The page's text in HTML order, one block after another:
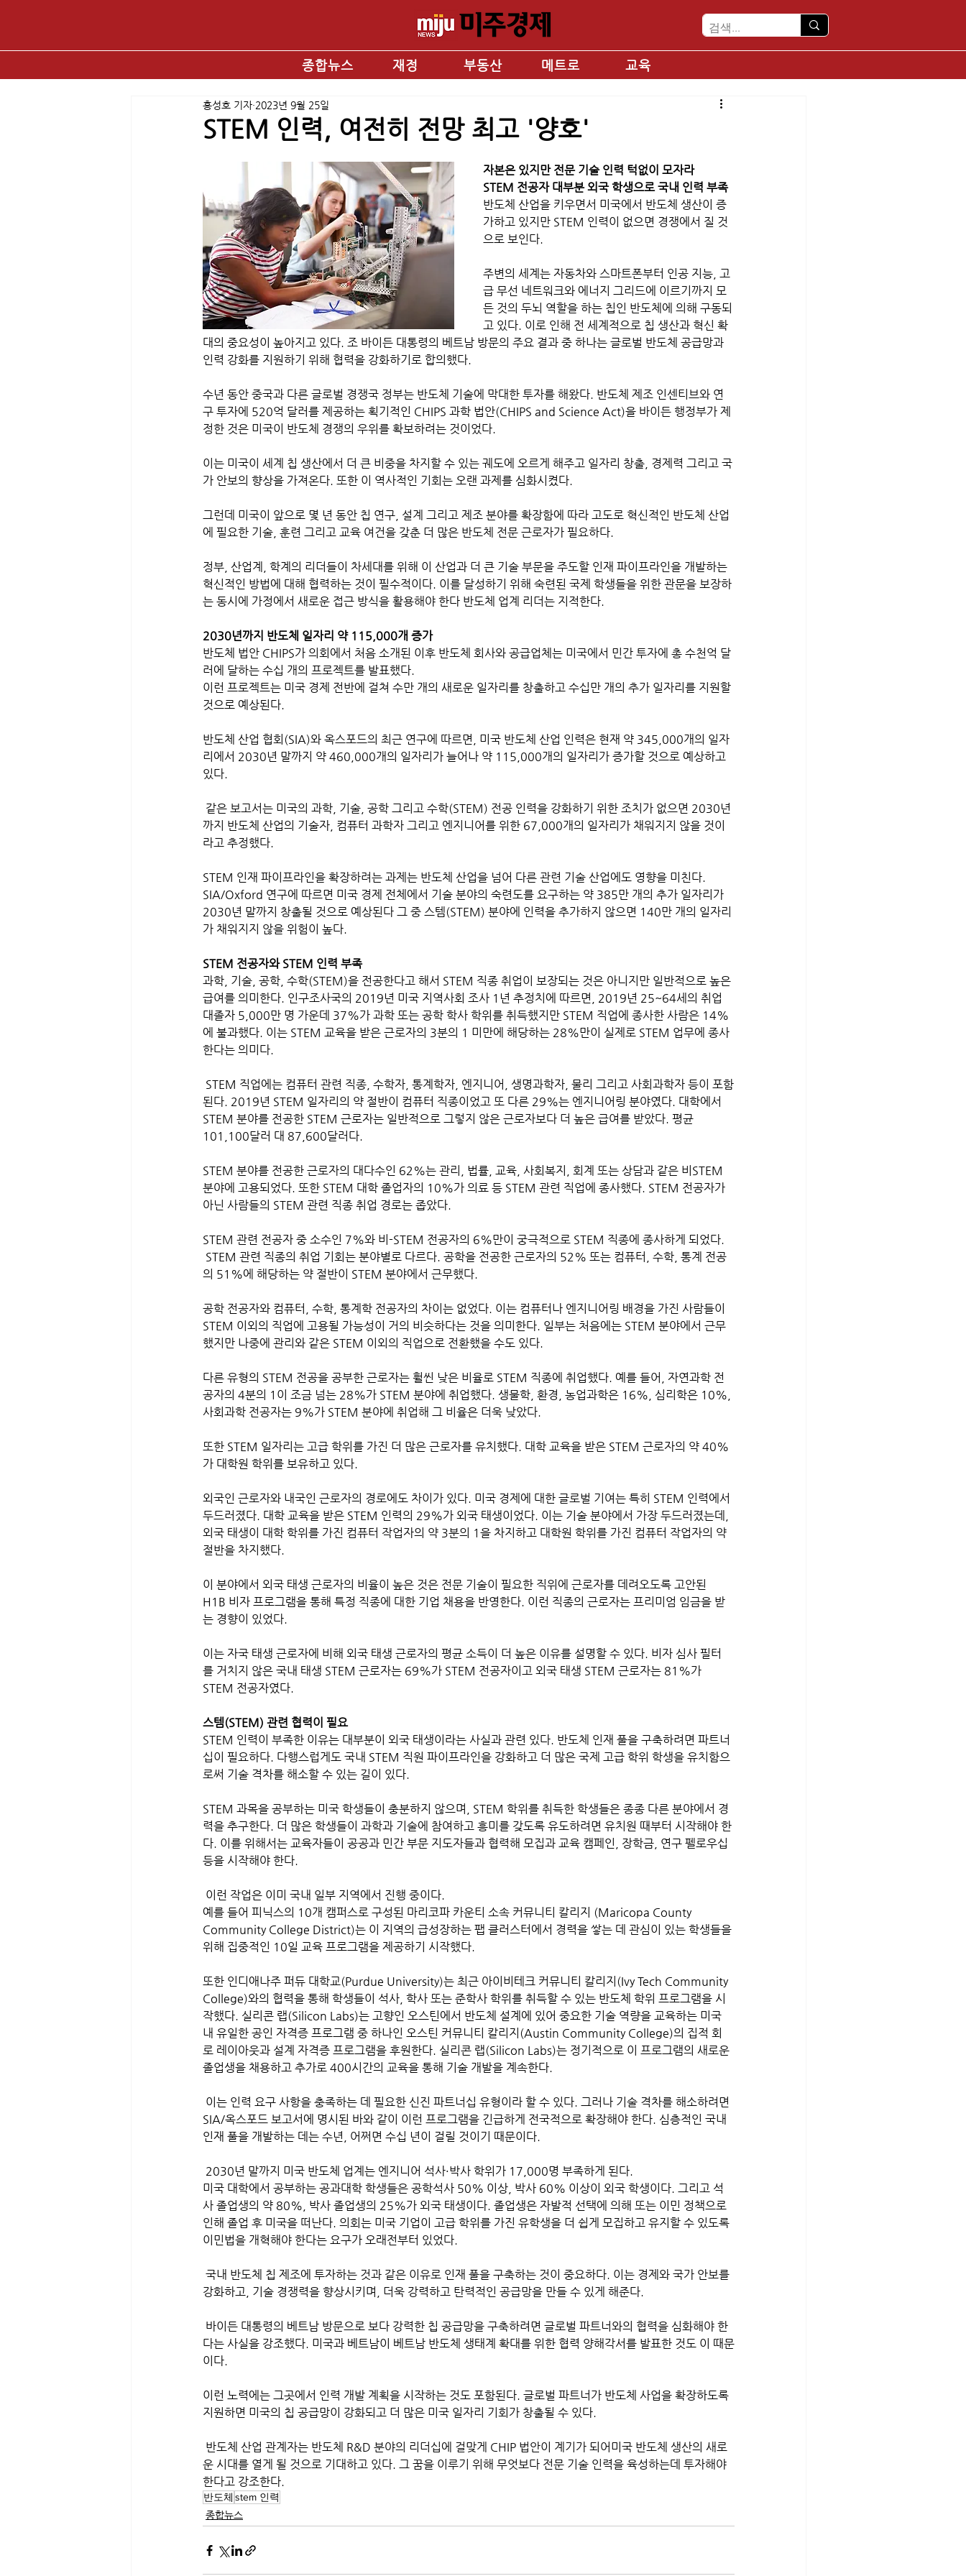
종합뉴스 재정 부동산 메트로 교육
STEM 인력, 여전히 전망 최고 '양호'
홍성호 기자 2023년 9월 25일
자본은 있지만 전문 기술 인력 턱없이 모자라
STEM 전공자 대부분 외국 학생으로 국내 인력 부족
반도체 산업을 키우면서 미국에서 반도체 생산이 증
가하고 있지만 STEM 인력이 없으면 경쟁에서 질 것
으로 보인다.
주변의 세계는 자동차와 스마트폰부터 인공 지능, 고
급 무선 네트워크와 에너지 그리드에 이르기까지 모
든 것의 두뇌 역할을 하는 칩인 반도체에 의해 구동되
고 있다. 이로 인해 전 세계적으로 칩 생산과 혁신 확
대의 중요성이 높아지고 있다. 조 바이든 대통령의 베트남 방문의 주요 결과 중 하나는 글로벌 반도체 공급망과
인력 강화를 지원하기 위해 협력을 강화하기로 합의했다.
수년 동안 중국과 다른 글로벌 경쟁국 정부는 반도체 기술에 막대한 투자를 해왔다. 반도체 제조 인센티브와 연
구 투자에 520억 달러를 제공하는 획기적인 CHIPS 과학 법안(CHIPS and Science Act)을 바이든 행정부가 제
정한 것은 미국이 반도체 경쟁의 우위를 확보하려는 것이었다.
이는 미국이 세계 칩 생산에서 더 큰 비중을 차지할 수 있는 궤도에 오르게 해주고 일자리 창출, 경제력 그리고 국
가 안보의 향상을 가져온다. 또한 이 역사적인 기회는 오랜 과제를 심화시켰다.
그런데 미국이 앞으로 몇 년 동안 칩 연구, 설계 그리고 제조 분야를 확장함에 따라 고도로 혁신적인 반도체 산업
에 필요한 기술, 훈련 그리고 교육 여건을 갖춘 더 많은 반도체 전문 근로자가 필요하다.
정부, 산업계, 학계의 리더들이 차세대를 위해 이 산업과 더 큰 기술 부문을 주도할 인재 파이프라인을 개발하는
혁신적인 방법에 대해 협력하는 것이 필수적이다. 이를 달성하기 위해 숙련된 국제 학생들을 위한 관문을 보장하
는 동시에 가정에서 새로운 접근 방식을 활용해야 한다 반도체 업계 리더는 지적한다.
2030년까지 반도체 일자리 약 115,000개 증가
반도체 법안 CHIPS가 의회에서 처음 소개된 이후 반도체 회사와 공급업체는 미국에서 민간 투자에 총 수천억 달
러에 달하는 수십 개의 프로젝트를 발표했다.
이런 프로젝트는 미국 경제 전반에 걸쳐 수만 개의 새로운 일자리를 창출하고 수십만 개의 추가 일자리를 지원할
것으로 예상된다.
반도체 산업 협회(SIA)와 옥스포드의 최근 연구에 따르면, 미국 반도체 산업 인력은 현재 약 345,000개의 일자
리에서 2030년 말까지 약 460,000개의 일자리가 늘어나 약 115,000개의 일자리가 증가할 것으로 예상하고
있다.
까지 반도체 산업의 기술자, 컴퓨터 과학자 그리고 엔지니어를 위한 67,000개의 일자리가 채워지지 않을 것이
라고 추정했다.
STEM 인재 파이프라인을 확장하려는 과제는 반도체 산업을 넘어 다른 관련 기술 산업에도 영향을 미친다.
SIA/Oxford 연구에 따르면 미국 경제 전체에서 기술 분야의 숙련도를 요구하는 약 385만 개의 추가 일자리가
2030년 말까지 창출될 것으로 예상된다 그 중 스템(STEM) 분야에 인력을 추가하지 않으면 140만 개의 일자리
가 채워지지 않을 위험이 높다.
STEM 전공자와 STEM 인력 부족
과학, 기술, 공학, 수학(STEM)을 전공한다고 해서 STEM 직종 취업이 보장되는 것은 아니지만 일반적으로 높은
급여를 의미한다. 인구조사국의 2019년 미국 지역사회 조사 1년 추정치에 따르면, 2019년 25~64세의 취업
대졸자 5,000만 명 가운데 37%가 과학 또는 공학 학사 학위를 취득했지만 STEM 직업에 종사한 사람은 14%
에 불과했다. 이는 STEM 교육을 받은 근로자의 3분의 1 미만에 해당하는 28%만이 실제로 STEM 업무에 종사
한다는 의미다.
된다. 2019년 STEM 일자리의 약 절반이 컴퓨터 직종이었고 또 다른 29%는 엔지니어링 분야였다. 대학에서
STEM 분야를 전공한 STEM 근로자는 일반적으로 그렇지 않은 근로자보다 더 높은 급여를 받았다. 평균
101,100달러 대 87,600달러다.
STEM 분야를 전공한 근로자의 대다수인 62%는 관리, 법률, 교육, 사회복지, 회계 또는 상담과 같은 비STEM
분야에 고용되었다. 또한 STEM 대학 졸업자의 10%가 의료 등 STEM 관련 직업에 종사했다. STEM 전공자가
아닌 사람들의 STEM 관련 직종 취업 경로는 좁았다.
STEM 관련 전공자 중 소수인 7%와 비-STEM 전공자의 6%만이 궁극적으로 STEM 직종에 종사하게 되었다.
의 51%에 해당하는 약 절반이 STEM 분야에서 근무했다.
공학 전공자와 컴퓨터, 수학, 통계학 전공자의 차이는 없었다. 이는 컴퓨터나 엔지니어링 배경을 가진 사람들이
STEM 이외의 직업에 고용될 가능성이 거의 비슷하다는 것을 의미한다. 일부는 처음에는 STEM 분야에서 근무
했지만 나중에 관리와 같은 STEM 이외의 직업으로 전환했을 수도 있다.
다른 유형의 STEM 전공을 공부한 근로자는 훨씬 낮은 비율로 STEM 직종에 취업했다. 예를 들어, 자연과학 전
공자의 4분의 1이 조금 넘는 28%가 STEM 분야에 취업했다. 생물학, 환경, 농업과학은 16%, 심리학은 10%,
사회과학 전공자는 9%가 STEM 분야에 취업해 그 비율은 더욱 낮았다.
또한 STEM 일자리는 고급 학위를 가진 더 많은 근로자를 유치했다. 대학 교육을 받은 STEM 근로자의 약 40%
가 대학원 학위를 보유하고 있다.
외국인 근로자와 내국인 근로자의 경로에도 차이가 있다. 미국 경제에 대한 글로벌 기여는 특히 STEM 인력에서
두드러졌다. 대학 교육을 받은 STEM 인력의 29%가 외국 태생이었다. 이는 기술 분야에서 가장 두드러졌는데,
외국 태생이 대학 학위를 가진 컴퓨터 작업자의 약 3분의 1을 차지하고 대학원 학위를 가진 컴퓨터 작업자의 약
절반을 차지했다.
이 분야에서 외국 태생 근로자의 비율이 높은 것은 전문 기술이 필요한 직위에 근로자를 데려오도록 고안된
H1B 비자 프로그램을 통해 특정 직종에 대한 기업 채용을 반영한다. 이런 직종의 근로자는 프리미엄 임금을 받
는 경향이 있었다.
이는 자국 태생 근로자에 비해 외국 태생 근로자의 평균 소득이 더 높은 이유를 설명할 수 있다. 비자 심사 필터
를 거치지 않은 국내 태생 STEM 근로자는 69%가 STEM 전공자이고 외국 태생 STEM 근로자는 81%가
STEM 전공자였다.
스템(STEM) 관련 협력이 필요
STEM 인력이 부족한 이유는 대부분이 외국 태생이라는 사실과 관련 있다. 반도체 인재 풀을 구축하려면 파트너
십이 필요하다. 다행스럽게도 국내 STEM 직원 파이프라인을 강화하고 더 많은 국제 고급 학위 학생을 유치함으
로써 기술 격차를 해소할 수 있는 길이 있다.
STEM 과목을 공부하는 미국 학생들이 충분하지 않으며, STEM 학위를 취득한 학생들은 종종 다른 분야에서 경
력을 추구한다. 더 많은 학생들이 과학과 기술에 참여하고 흥미를 갖도록 유도하려면 유치원 때부터 시작해야 한
다. 이를 위해서는 교육자들이 공공과 민간 부문 지도자들과 협력해 모집과 교육 캠페인, 장학금, 연구 펠로우십
등을 시작해야 한다.
이런 작업은 이미 국내 일부 지역에서 진행 중이다.
예를 들어 피닉스의 10개 캠퍼스로 구성된 마리코파 카운티 소속 커뮤니티 칼리지 (Maricopa County
Community College District)는 이 지역의 급성장하는 팹 클러스터에서 경력을 쌓는 데 관심이 있는 학생들을
위해 집중적인 10일 교육 프로그램을 제공하기 시작했다.
또한 인디애나주 퍼듀 대학교(Purdue University)는 최근 아이비테크 커뮤니티 칼리지(Ivy Tech Community
College)와의 협력을 통해 학생들이 석사, 학사 또는 준학사 학위를 취득할 수 있는 반도체 학위 프로그램을 시
작했다. 실리콘 랩(Silicon Labs)는 고향인 오스틴에서 반도체 설계에 있어 중요한 기술 역량을 교육하는 미국
내 유일한 공인 자격증 프로그램 중 하나인 오스틴 커뮤니티 칼리지(Austin Community College)의 집적 회
로 레이아웃과 설계 자격증 프로그램을 후원한다. 실리콘 랩(Silicon Labs)는 정기적으로 이 프로그램의 새로운
졸업생을 채용하고 추가로 400시간의 교육을 통해 기술 개발을 계속한다.
SIA/옥스포드 보고서에 명시된 바와 같이 이런 프로그램을 긴급하게 전국적으로 확장해야 한다. 심층적인 국내
인재 풀을 개발하는 데는 수년, 어쩌면 수십 년이 걸릴 것이기 때문이다.
2030년 말까지 미국 반도체 업계는 엔지니어 석사·박사 학위가 17,000명 부족하게 된다.
미국 대학에서 공부하는 공과대학 학생들은 공학석사 50% 이상, 박사 60% 이상이 외국 학생이다. 그리고 석
사 졸업생의 약 80%, 박사 졸업생의 25%가 외국 태생이다. 졸업생은 자발적 선택에 의해 또는 이민 정책으로
인해 졸업 후 미국을 떠난다. 의회는 미국 기업이 고급 학위를 가진 유학생을 더 쉽게 모집하고 유지할 수 있도록
이민법을 개혁해야 한다는 요구가 오래전부터 있었다.
강화하고, 기술 경쟁력을 향상시키며, 더욱 강력하고 탄력적인 공급망을 만들 수 있게 해준다.
다는 사실을 강조했다. 미국과 베트남이 베트남 반도체 생태계 확대를 위한 협력 양해각서를 발표한 것도 이 때문
이다.
이런 노력에는 그곳에서 인력 개발 계획을 시작하는 것도 포함된다. 글로벌 파트너가 반도체 사업을 확장하도록
지원하면 미국의 칩 공급망이 강화되고 더 많은 미국 일자리 기회가 창출될 수 있다.
운 시대를 열게 될 것으로 기대하고 있다. 그 꿈을 이루기 위해 무엇보다 전문 기술 인력을 육성하는데 투자해야
한다고 강조한다.
반도체 stem 인력
종합뉴스